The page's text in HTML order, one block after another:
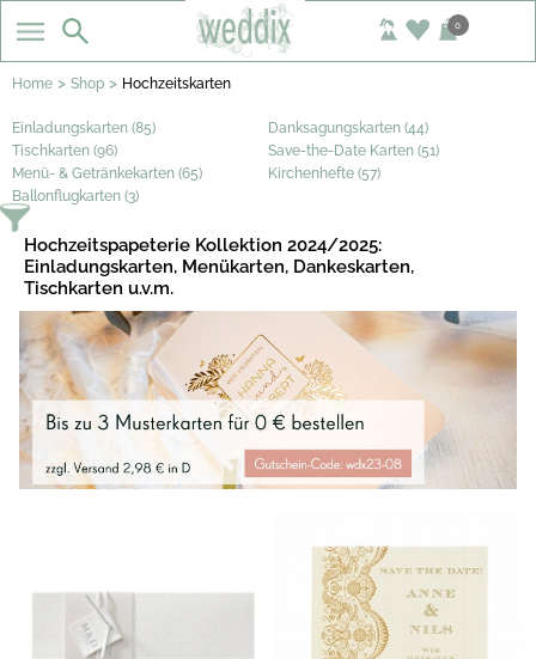
0
Home > Shop > Hochzeitskarten
Einladungskarten (85)
Danksagungskarten (44)
Tischkarten (96)
Save-the-Date Karten (51)
Menü- & Getränkekarten (65)
Kirchenhefte (57)
Ballonflugkarten (3)
Hochzeitspapeterie Kollektion 2024/2025:
Einladungskarten, Menükarten, Dankeskarten,
Tischkarten u.v.m.